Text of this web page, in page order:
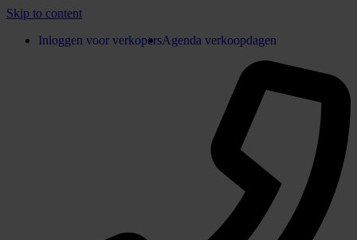
Skip to content
Inloggen voor verkopersAgenda verkoopdagen